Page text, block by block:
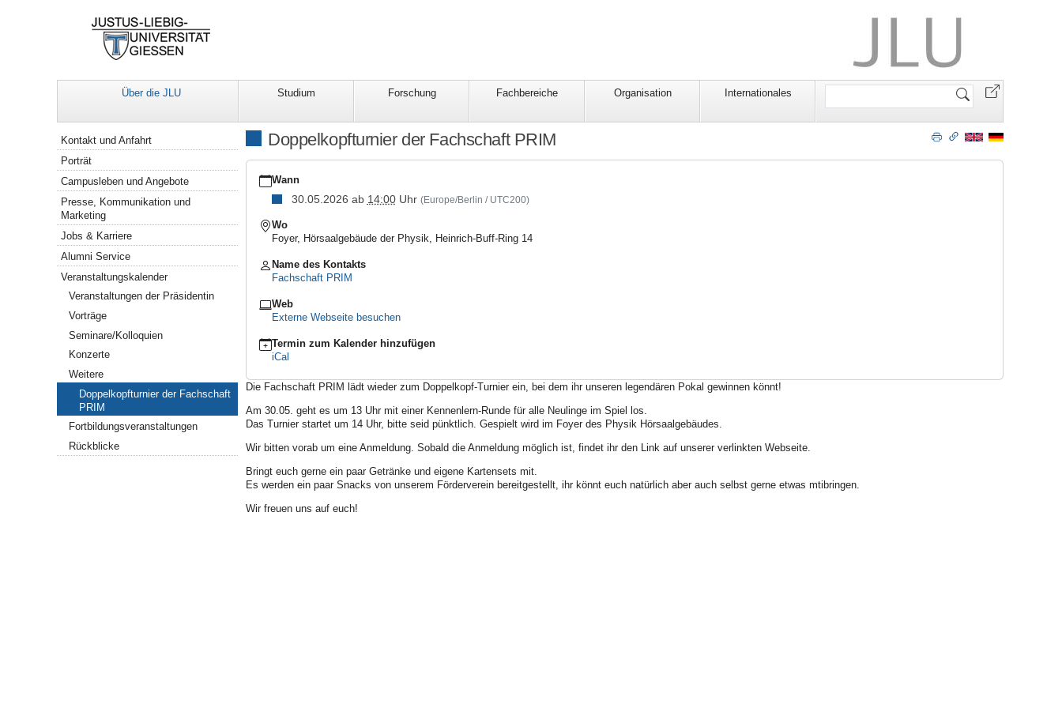
Über die JLU Studium Forschung Fachbereiche Organisation Internationales
Website
Doppelkopfturnier der Fachschaft PRIM
https://www.uni-
giessen.de/de/ueber-
uns/veranstaltungen/sonstige/doppelkopfturnier
Fachschaft
2026-
2026-
30T23:59:59+02:00
Wann
30.05.2026 ab 14:00Uhr (Europe/Berlin / UTC200)
Wo
Foyer, Hörsaalgebäude der Physik, Heinrich-Buff-Ring 14
Name des Kontakts
Fachschaft PRIM
Web
Externe Webseite besuchen
Termin zum Kalender hinzufügen
iCal
Die Fachschaft PRIM lädt wieder zum Doppelkopf-Turnier ein, bei dem ihr unseren legendären Pokal gewinnen könnt!
Am 30.05. geht es um 13 Uhr mit einer Kennenlern-Runde für alle Neulinge im Spiel los.
Das Turnier startet um 14 Uhr, bitte seid pünktlich. Gespielt wird im Foyer des Physik Hörsaalgebäudes.
Wir bitten vorab um eine Anmeldung. Sobald die Anmeldung möglich ist, findet ihr den Link auf unserer verlinkten Webseite.
Bringt euch gerne ein paar Getränke und eigene Kartensets mit.
Es werden ein paar Snacks von unserem Förderverein bereitgestellt, ihr könnt euch natürlich aber auch selbst gerne etwas mtibringen.
Wir freuen uns auf euch!
Navigation
Kontakt und Anfahrt
Porträt
Campusleben und Angebote
Presse, Kommunikation und
Marketing
Jobs & Karriere
Alumni Service
Veranstaltungskalender
Veranstaltungen der Präsidentin
Vorträge
Seminare/Kolloquien
Konzerte
Weitere
Doppelkopfturnier der Fachschaft
PRIM
Fortbildungsveranstaltungen
Rückblicke